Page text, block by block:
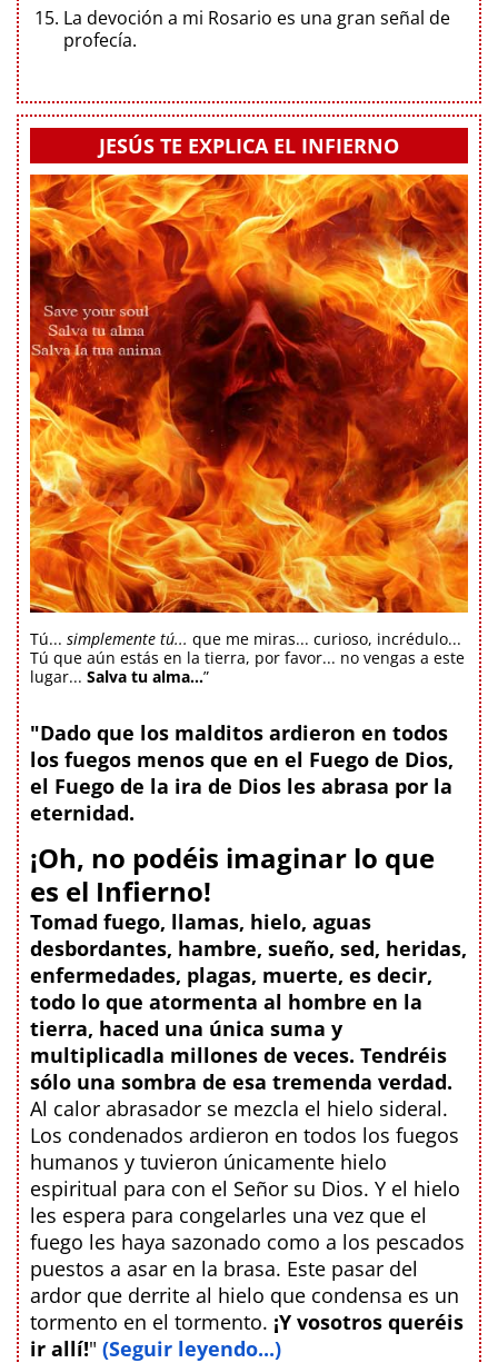
La devoción a mi Rosario es una gran señal de
profecía.
JESÚS TE EXPLICA EL INFIERNO
Tú... simplemente tú... que me miras... curioso, incrédulo...
Tú que aún estás en la tierra, por favor... no vengas a este
lugar... Salva tu alma...”
"Dado que los malditos ardieron en todos
los fuegos menos que en el Fuego de Dios,
el Fuego de la ira de Dios les abrasa por la
eternidad.
¡Oh, no podéis imaginar lo que
es el Infierno!
Tomad fuego, llamas, hielo, aguas
desbordantes, hambre, sueño, sed, heridas,
enfermedades, plagas, muerte, es decir,
todo lo que atormenta al hombre en la
tierra, haced una única suma y
multiplicadla millones de veces. Tendréis
sólo una sombra de esa tremenda verdad.
Al calor abrasador se mezcla el hielo sideral.
Los condenados ardieron en todos los fuegos
humanos y tuvieron únicamente hielo
espiritual para con el Señor su Dios. Y el hielo
les espera para congelarles una vez que el
fuego les haya sazonado como a los pescados
puestos a asar en la brasa. Este pasar del
ardor que derrite al hielo que condensa es un
tormento en el tormento. ¡Y vosotros queréis
ir allí!" (Seguir leyendo...)